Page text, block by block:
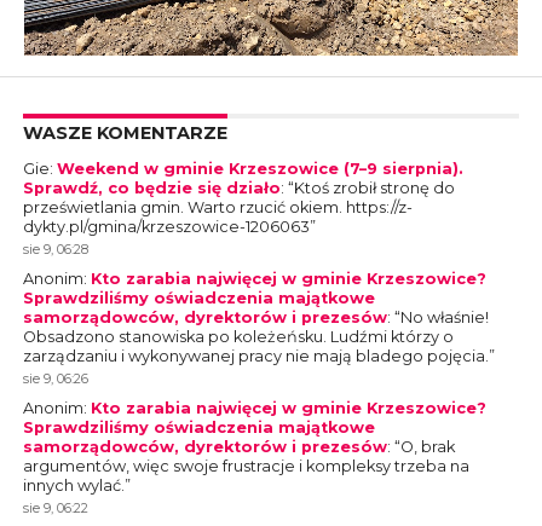
WASZE KOMENTARZE
Gie: Weekend w gminie Krzeszowice (7–9 sierpnia).
Sprawdź, co będzie się działo: “Ktoś zrobił stronę do
prześwietlania gmin. Warto rzucić okiem. https://z-
dykty.pl/gmina/krzeszowice-1206063”
sie 9, 06:28
Anonim: Kto zarabia najwięcej w gminie Krzeszowice?
Sprawdziliśmy oświadczenia majątkowe
samorządowców, dyrektorów i prezesów: “No właśnie!
Obsadzono stanowiska po koleżeńsku. Ludźmi którzy o
zarządzaniu i wykonywanej pracy nie mają bladego pojęcia. ”
sie 9, 06:26
Anonim: Kto zarabia najwięcej w gminie Krzeszowice?
Sprawdziliśmy oświadczenia majątkowe
samorządowców, dyrektorów i prezesów: “O, brak
argumentów, więc swoje frustracje i kompleksy trzeba na
innych wylać. ”
sie 9, 06:22